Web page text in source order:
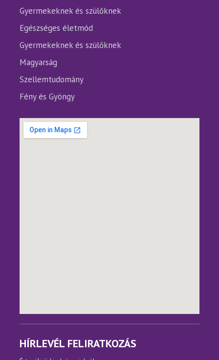
Gyermekeknek és szülőknek
Egészséges életmód
Gyermekeknek és szülőknek
Magyarság
Szellemtudomány
Fény és Gyöngy
HÍRLEVÉL FELIRATKOZÁS